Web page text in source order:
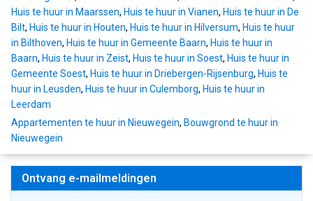
Huis te huur in Maarssen, Huis te huur in Vianen, Huis te huur in De
Bilt, Huis te huur in Houten, Huis te huur in Hilversum, Huis te huur
in Bilthoven, Huis te huur in Gemeente Baarn, Huis te huur in
Baarn, Huis te huur in Zeist, Huis te huur in Soest, Huis te huur in
Gemeente Soest, Huis te huur in Driebergen-Rijsenburg, Huis te
huur in Leusden, Huis te huur in Culemborg, Huis te huur in
Leerdam
Appartementen te huur in Nieuwegein, Bouwgrond te huur in
Nieuwegein
Ontvang e-mailmeldingen